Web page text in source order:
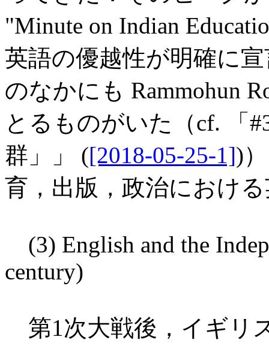
"Minute on Indian
英語の優越性が明確に
のなかにも Rammohun
とるものがいた（cf. 「
群」」 ([2018-05-25-1])
育，出版，政治におけ
(3) English and the
century)
第1次大戦後，イギリ